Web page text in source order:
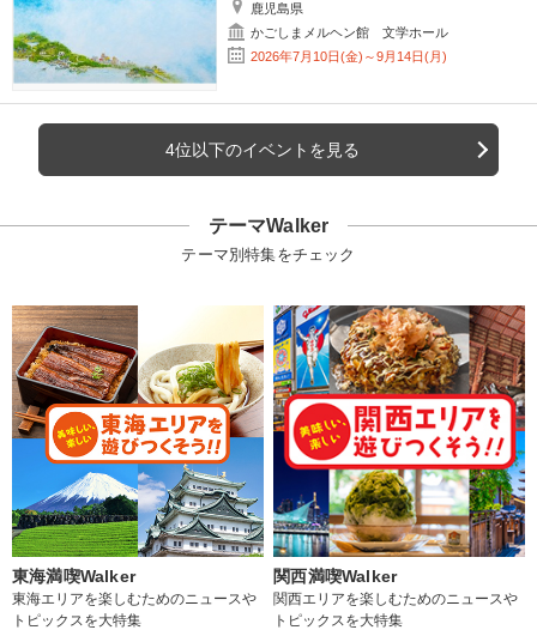
鹿児島県
かごしまメルヘン館 文学ホール
2026年7月10日(金)～9月14日(月)
4位以下のイベントを見る
テーマWalker
テーマ別特集をチェック
東海満喫Walker
東海エリアを楽しむためのニュースや
トピックスを大特集
関西満喫Walker
関西エリアを楽しむためのニュースや
トピックスを大特集